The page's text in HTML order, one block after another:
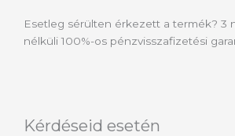
Esetleg sérülten érkezett a termék? 3
nélküli 100%-os pénzvisszafizetési
Kérdéseid esetén